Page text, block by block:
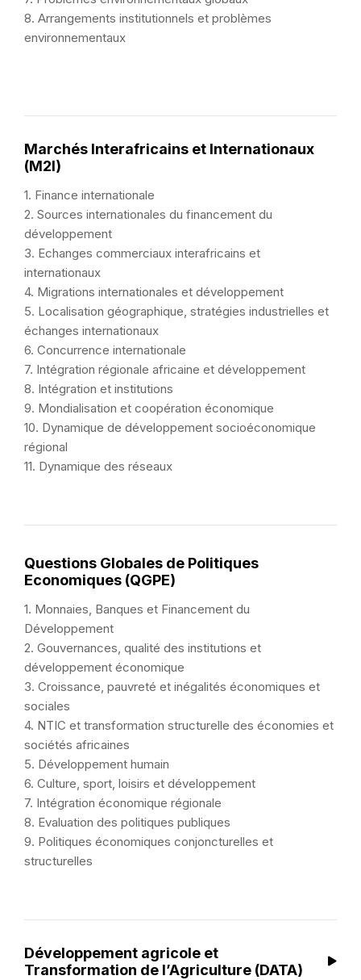
8. Arrangements institutionnels et problèmes
environnementaux
Marchés Interafricains et Internationaux
(M2I)
1. Finance internationale
2. Sources internationales du financement du
développement
3. Echanges commerciaux interafricains et
internationaux
4. Migrations internationales et développement
5. Localisation géographique, stratégies industrielles et
échanges internationaux
6. Concurrence internationale
7. Intégration régionale africaine et développement
8. Intégration et institutions
9. Mondialisation et coopération économique
10. Dynamique de développement socioéconomique
régional
11. Dynamique des réseaux
Questions Globales de Politiques
Economiques (QGPE)
1. Monnaies, Banques et Financement du
Développement
2. Gouvernances, qualité des institutions et
développement économique
3. Croissance, pauvreté et inégalités économiques et
sociales
4. NTIC et transformation structurelle des économies et
sociétés africaines
5. Développement humain
6. Culture, sport, loisirs et développement
7. Intégration économique régionale
8. Evaluation des politiques publiques
9. Politiques économiques conjoncturelles et
structurelles
Développement agricole et
Transformation de l’Agriculture (DATA)